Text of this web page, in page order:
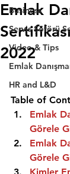
Business
Servis Şöförü
Video & Tips
Emlak
HR and L&D
Emlak
2022
Table of
Emlak
Görele
Emlak
Görele